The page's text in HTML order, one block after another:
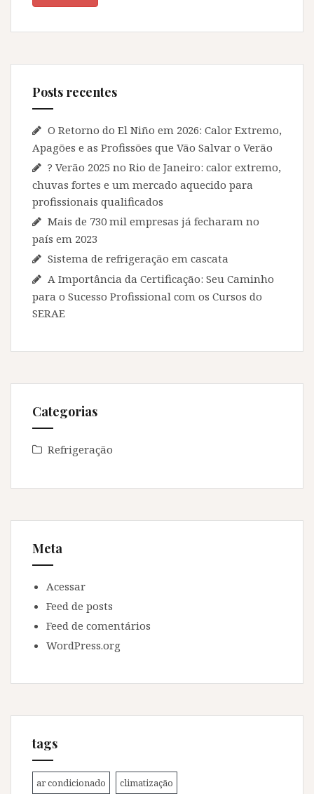
Posts recentes
O Retorno do El Niño em 2026: Calor Extremo,
Apagões e as Profissões que Vão Salvar o Verão
? Verão 2025 no Rio de Janeiro: calor extremo,
chuvas fortes e um mercado aquecido para
profissionais qualificados
Mais de 730 mil empresas já fecharam no
país em 2023
Sistema de refrigeração em cascata
A Importância da Certificação: Seu Caminho
para o Sucesso Profissional com os Cursos do
SERAE
Categorias
Refrigeração
Meta
Acessar
Feed de posts
Feed de comentários
WordPress.org
tags
ar condicionado climatização